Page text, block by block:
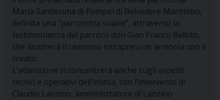
Maria Santissima di Pompei di Belvedere Marittimo,
definita una “parrocchia solare”, attraverso la
testimonianza del parroco don Gian Franco Belsito,
che illustrerà il cammino intrapreso in armonia con il
creato.
L’attenzione si concentrerà anche sugli aspetti
tecnici e operativi dell’intesa, con l’intervento di
Claudio Lanzino, amministratore di Lanzino